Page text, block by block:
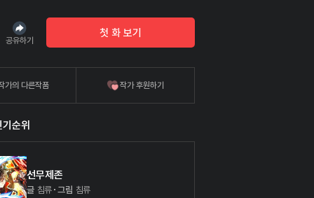
행을 택하는 초짜 대사형 검호와 여섯 사제들! 그리
서히 옥죄어오는 천비록의 망령들! [초짜 대사형
공유하기
첫 화 보기
가의 다른작품 작가 후원하기
순위
선무제존
글 침류 그림 침류